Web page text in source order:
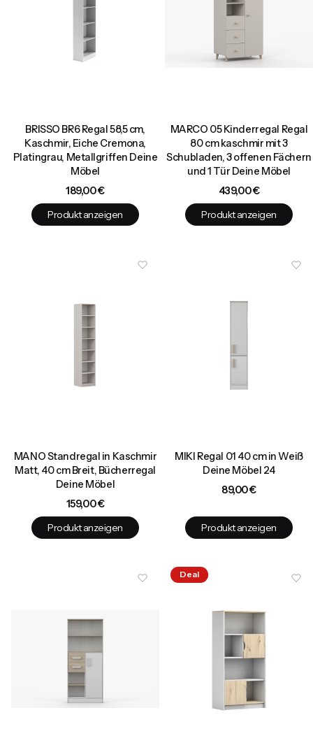
BRISSO BR6 Regal 58,5 cm,
Kaschmir, Eiche Cremona,
Platingrau, Metallgriffen Deine
Möbel
Preis
189,00 €
Produkt anzeigen
MARCO 05 Kinderregal Regal
80 cm kaschmir mit 3
Schubladen, 3 offenen Fächern
und 1 Tür Deine Möbel
Preis
439,00 €
Produkt anzeigen
MANO Standregal in Kaschmir
Matt, 40 cm Breit, Bücherregal
Deine Möbel
Preis
159,00 €
Produkt anzeigen
MIKI Regal 01 40 cm in Weiß
Deine Möbel 24
Preis
89,00 €
Produkt anzeigen
Deal